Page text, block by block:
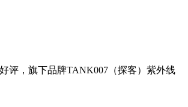
评，旗下品牌TANK007（探客）紫外线